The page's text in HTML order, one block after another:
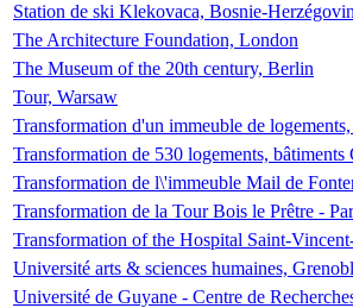
Station de ski Klekovaca, Bosnie-
The Architecture Foundation, London
The Museum of the 20th century, Berlin
Tour, Warsaw
Transformation d'un immeuble de
Transformation de 530 logements,
Transformation de l\'immeuble Mail de
Transformation de la Tour Bois le Prêtre -
Transformation of the Hospital Saint-
Université arts & sciences humaines,
Université de Guyane - Centre de